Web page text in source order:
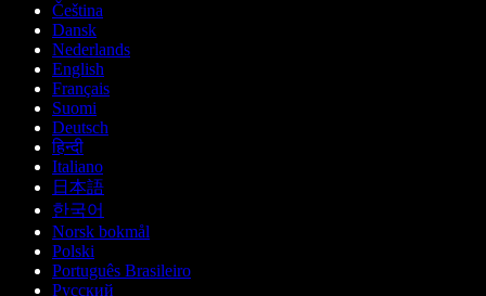
Čeština
Dansk
Nederlands
English
Français
Suomi
Deutsch
हिन्दी
Italiano
日本語
한국어
Norsk bokmål
Polski
Português Brasileiro
Русский